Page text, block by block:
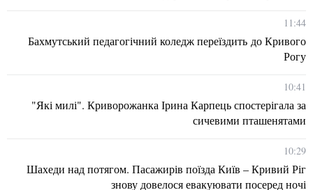
11:44
Бахмутський педагогічний коледж переїздить до Кривого
Рогу
10:41
"Які милі". Криворожанка Ірина Карпець спостерігала за
сичевими пташенятами
10:29
Шахеди над потягом. Пасажирів поїзда Київ – Кривий Ріг
знову довелося евакуювати посеред ночі